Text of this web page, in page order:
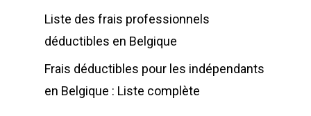
Liste des frais professionnels
déductibles en Belgique
Frais déductibles pour les indépendants
en Belgique : Liste complète